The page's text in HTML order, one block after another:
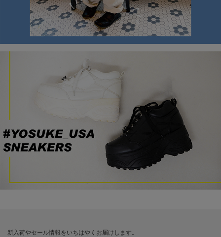
新入荷やセール情報をいちはやくお届けします。